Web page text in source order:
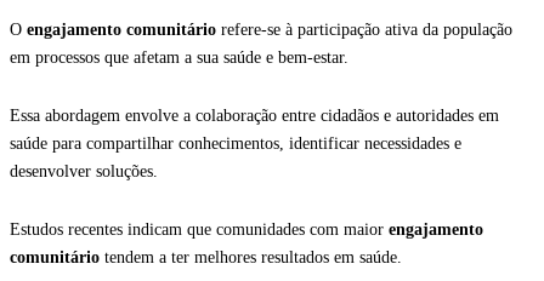
O engajamento comunitário refere-se à participação ativa da população
em processos que afetam a sua saúde e bem-estar.
Essa abordagem envolve a colaboração entre cidadãos e autoridades em
saúde para compartilhar conhecimentos, identificar necessidades e
desenvolver soluções.
Estudos recentes indicam que comunidades com maior engajamento
comunitário tendem a ter melhores resultados em saúde.